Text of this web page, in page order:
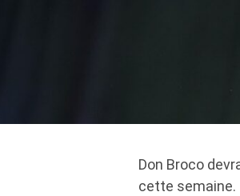
Don Broco
cette semaine.